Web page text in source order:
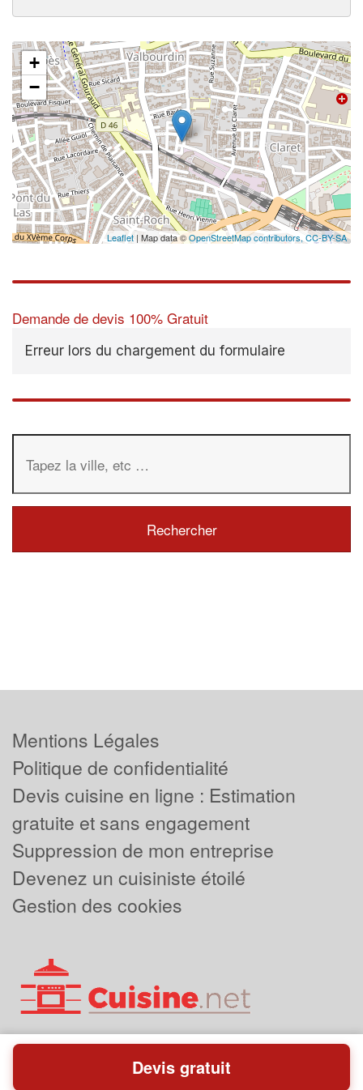
+
−
Leaflet | Map data ©OpenStreetMap contributors, CC-BY-SA
Demande de devis 100% Gratuit
Erreur lors du chargement du formulaire
Mentions Légales
Politique de confidentialité
Devis cuisine en ligne : Estimation
gratuite et sans engagement
Suppression de mon entreprise
Devenez un cuisiniste étoilé
Gestion des cookies
Powered byPlus que pro
Devis gratuit